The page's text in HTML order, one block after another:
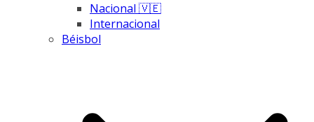
Nacional 🇻🇪
Internacional
Béisbol